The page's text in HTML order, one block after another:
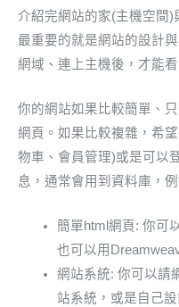
介紹完網站的家(主機空間)
最重要的就是網站的設計
網域、連上主機後，才能
你的網站如果比較簡單、
網頁。如果比較複雜，希
物車、會員管理)或是可以
息，通常會用到資料庫，
簡單html網頁: 你可
也可以用
網站系統: 你可以請
站系統，或是自己